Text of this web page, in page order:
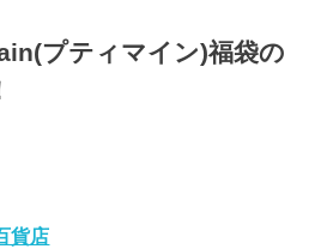
プティマイン)福袋の
貨店